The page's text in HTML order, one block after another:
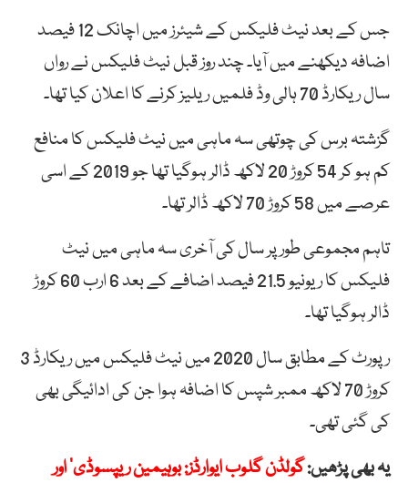
جس کے بعد نیٹ فلیکس کے شیئرز میں اچانک 12 فیصد
اضافہ دیکھنے میں آیا۔ چند روز قبل نیٹ فلیکس نے رواں
سال ریکارڈ 70 ہالی وڈ فلمیں ریلیز کرنے کا اعلان کیا تھا۔
گزشتہ برس کی چوتھی سہ ماہی میں نیٹ فلیکس کا منافع
کم ہو کر 54 کروڑ 20 لاکھ ڈالر ہوگیا تھا جو 2019 کے اسی
عرصے میں 58 کروڑ 70 لاکھ ڈالر تھا۔
تاہم مجموعی طور پر سال کی آخری سہ ماہی میں نیٹ
فلیکس کا ریونیو 21.5 فیصد اضافے کے بعد 6 ارب 60 کروڑ
ڈالر ہوگیا تھا۔
رپورٹ کے مطابق سال 2020 میں نیٹ فلیکس میں ریکارڈ 3
کروڑ 70 لاکھ ممبر شپس کا اضافہ ہوا جن کی ادائیگی بھی
کی گئی تھی۔
یہ بھی پڑھیں:گولڈن گلوب ایوارڈز: بوہیمین ریپسوڈی‘ اور